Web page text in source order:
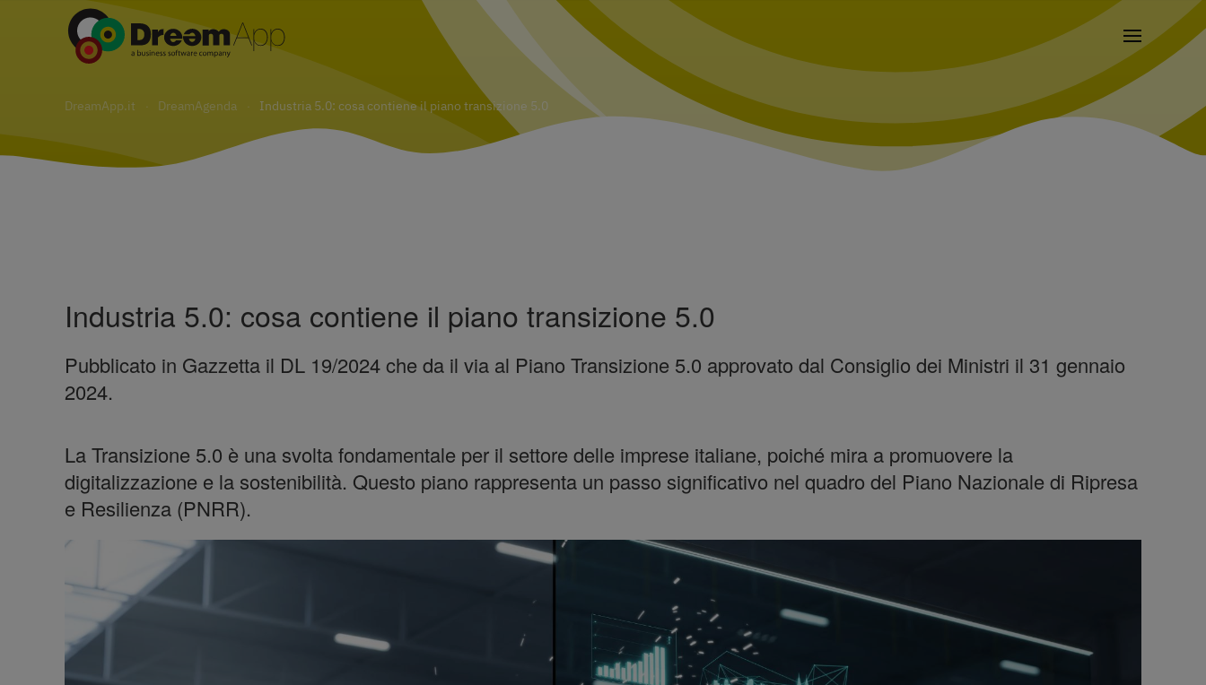
content
DreamApp.it DreamAgenda Industria 5.0: cosa contiene il piano transizione 5.0
Industria 5.0: cosa contiene il piano transizione 5.0
Pubblicato in Gazzetta il DL 19/2024 che da il via al Piano Transizione 5.0 approvato dal Consiglio dei Ministri il 31 gennaio
2024.
La Transizione 5.0 è una svolta fondamentale per il settore delle imprese italiane, poiché mira a promuovere la
digitalizzazione e la sostenibilità. Questo piano rappresenta un passo significativo nel quadro del Piano Nazionale di Ripresa
e Resilienza (PNRR).